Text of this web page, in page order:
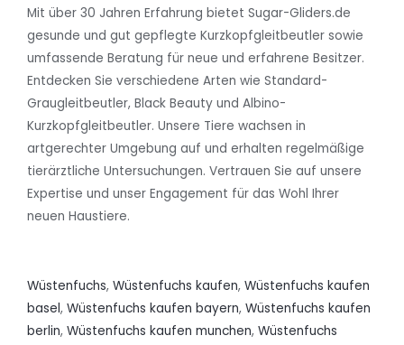
Mit über 30 Jahren Erfahrung bietet Sugar-Gliders.de
gesunde und gut gepflegte Kurzkopfgleitbeutler sowie
umfassende Beratung für neue und erfahrene Besitzer.
Entdecken Sie verschiedene Arten wie Standard-
Graugleitbeutler, Black Beauty und Albino-
Kurzkopfgleitbeutler. Unsere Tiere wachsen in
artgerechter Umgebung auf und erhalten regelmäßige
tierärztliche Untersuchungen. Vertrauen Sie auf unsere
Expertise und unser Engagement für das Wohl Ihrer
neuen Haustiere.
Wüstenfuchs, Wüstenfuchs kaufen, Wüstenfuchs kaufen
basel, Wüstenfuchs kaufen bayern, Wüstenfuchs kaufen
berlin, Wüstenfuchs kaufen munchen, Wüstenfuchs